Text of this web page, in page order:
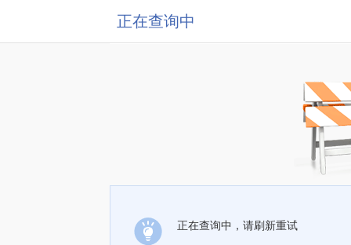
正在查询中
正在查询中，请刷新重试